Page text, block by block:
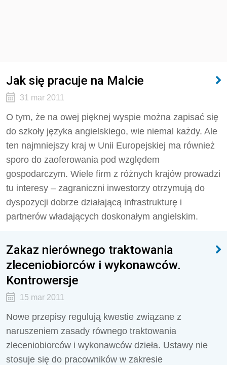
Jak się pracuje na Malcie
31 mar 2011
O tym, że na owej pięknej wyspie można zapisać się
do szkoły języka angielskiego, wie niemal każdy. Ale
ten najmniejszy kraj w Unii Europejskiej ma również
sporo do zaoferowania pod względem
gospodarczym. Wiele firm z różnych krajów prowadzi
tu interesy – zagraniczni inwestorzy otrzymują do
dyspozycji dobrze działającą infrastrukturę i
partnerów władających doskonałym angielskim.
Zakaz nierównego traktowania
zleceniobiorców i wykonawców.
Kontrowersje
15 mar 2011
Nowe przepisy regulują kwestie związane z
naruszeniem zasady równego traktowania
zleceniobiorców i wykonawców dzieła. Ustawy nie
stosuje się do pracowników w zakresie